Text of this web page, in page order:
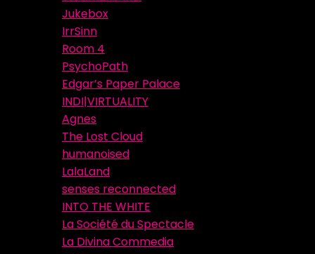
Jukebox
IrrSinn
Room 4
PsychoPath
Edgar’s Paper Palace
INDI|VIRTUALITY
Agnes
The Lost Cloud
humanoised
LalaLand
senses reconnected
INTO THE WHITE
La Société du Spectacle
La Divina Commedia